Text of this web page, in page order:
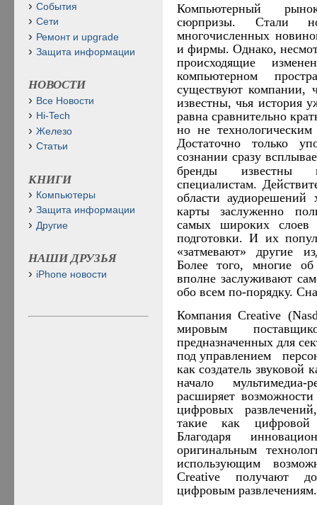
Компьютерный
сюрпризы. Стали
многочисленных
и фирмы. Однако,
происходящие
компьютерном
существуют компании,
известны, чья история
равна сравнительно
но не
Достаточно только
сознании сразу
бренды известны
специалистам.
области
карты заслуженно
самых широких слоев
подготовки. И их
«затмевают» другие
Более того, многие
вполне заслуживают
обо всем по-порядку.
Компания Creative
мировым
предназначенных для
под управлением
как создатель
начало
расширяет
цифровых
такие как цифровой
Благодаря
оригинальным
использующим
Creative получают
цифровым развлечениям.
События
Сети
Ремонт и upgrade
Защита информации
НОВОСТИ
Все Новости
Hi-Tech
Железо
Статьи
КНИГИ
Компьютеры
Защита информации
Другие
НАШИ ДРУЗЬЯ
iPhone новости